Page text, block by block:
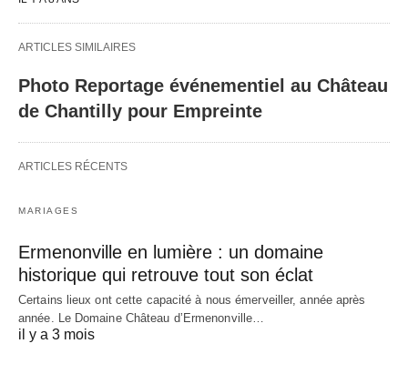
ARTICLES SIMILAIRES
Photo Reportage événementiel au Château
de Chantilly pour Empreinte
ARTICLES RÉCENTS
MARIAGES
Ermenonville en lumière : un domaine
historique qui retrouve tout son éclat
Certains lieux ont cette capacité à nous émerveiller, année après
année. Le Domaine Château d’Ermenonville…
il y a 3 mois